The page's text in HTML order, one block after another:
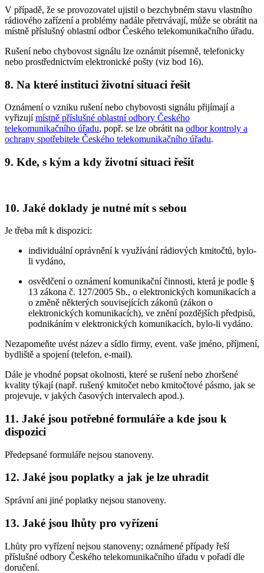
V případě, že se provozovatel ujistil o bezchybném stavu vlastního
rádiového zařízení a problémy nadále přetrvávají, může se obrátit na
místně příslušný oblastní odbor Českého telekomunikačního úřadu.
Rušení nebo chybovost signálu lze oznámit písemně, telefonicky
nebo prostřednictvím elektronické pošty (viz bod 16).
8. Na které instituci životní situaci řešit
Oznámení o vzniku rušení nebo chybovosti signálu přijímají a
vyřizujímístně příslušné oblastní odbory Českého
telekomunikačního úřadu, popř. se lze obrátit na odbor kontroly a
ochrany spotřebitele Českého telekomunikačního úřadu.
9. Kde, s kým a kdy životní situaci řešit
10. Jaké doklady je nutné mít s sebou
Je třeba mít k dispozici:
individuální oprávnění k využívání rádiových kmitočtů, bylo-
li vydáno,
osvědčení o oznámení komunikační činnosti, která je podle §
13 zákona č. 127/2005 Sb., o elektronických komunikacích a
o změně některých souvisejících zákonů (zákon o
elektronických komunikacích), ve znění pozdějších předpisů,
podnikáním v elektronických komunikacích, bylo-li vydáno.
Nezapomeňte uvést název a sídlo firmy, event. vaše jméno, příjmení,
bydliště a spojení (telefon, e-mail).
Dále je vhodné popsat okolnosti, které se rušení nebo zhoršené
kvality týkají (např. rušený kmitočet nebo kmitočtové pásmo, jak se
projevuje, v jakých časových intervalech apod.).
11. Jaké jsou potřebné formuláře a kde jsou k
dispozici
Předepsané formuláře nejsou stanoveny.
12. Jaké jsou poplatky a jak je lze uhradit
Správní ani jiné poplatky nejsou stanoveny.
13. Jaké jsou lhůty pro vyřízení
Lhůty pro vyřízení nejsou stanoveny; oznámené případy řeší
příslušné odbory Českého telekomunikačního úřadu v pořadí dle
doručení.